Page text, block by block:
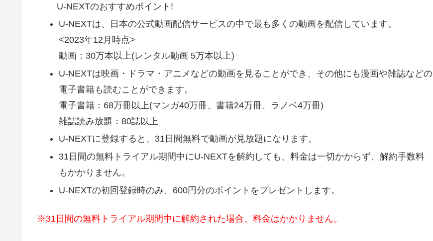
U-NEXTのおすすめポイント!
U-NEXTは、日本の公式動画配信サービスの中で最も多くの動画を配信しています。
<2023年12月時点>
動画：30万本以上(レンタル動画 5万本以上)
U-NEXTは映画・ドラマ・アニメなどの動画を見ることができ、その他にも漫画や雑誌などの
電子書籍も読むことができます。
電子書籍：68万冊以上(マンガ40万冊、書籍24万冊、ラノベ4万冊)
雑誌読み放題：80誌以上
U-NEXTに登録すると、31日間無料で動画が見放題になります。
31日間の無料トライアル期間中にU-NEXTを解約しても、料金は一切かからず、解約手数料
もかかりません。
U-NEXTの初回登録時のみ、600円分のポイントをプレゼントします。
※31日間の無料トライアル期間中に解約された場合、料金はかかりません。